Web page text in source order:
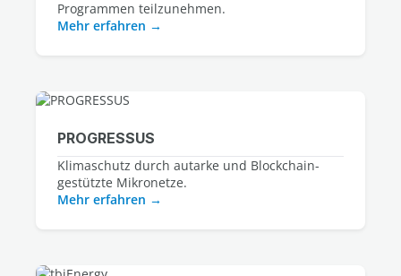
Programmen teilzunehmen.
Mehr erfahren
PROGRESSUS
Klimaschutz durch autarke und Blockchain-
gestützte Mikronetze.
Mehr erfahren